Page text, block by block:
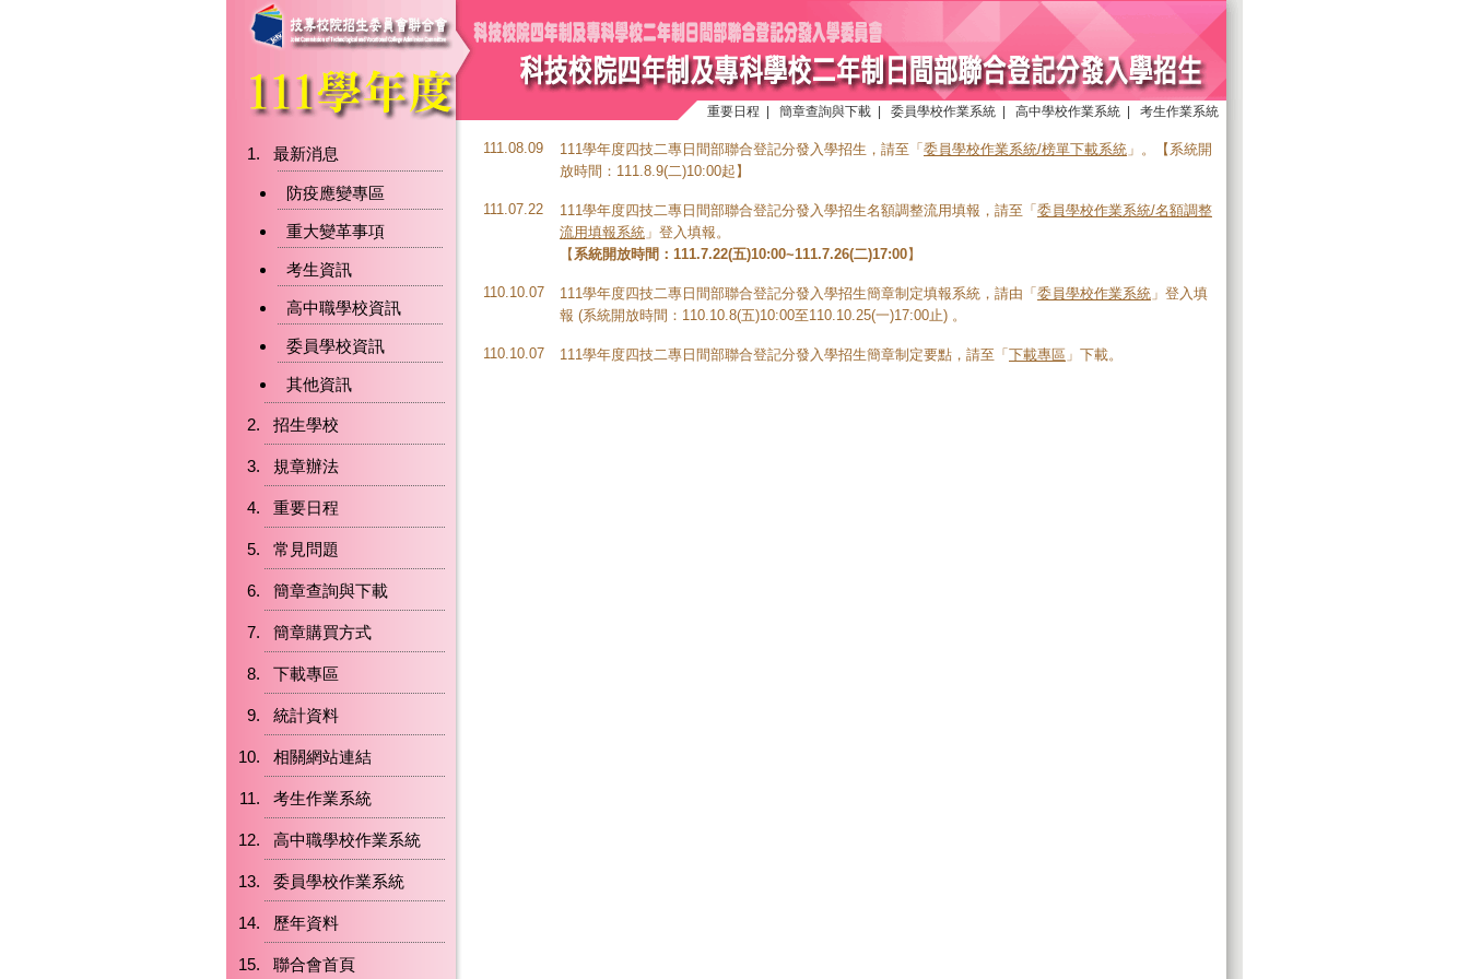
重要日程 簡章查詢與下載 委員學校作業系統 高中學校作業系統 考生作業系統
最新消息
防疫應變專區
重大變革事項
考生資訊
高中職學校資訊
委員學校資訊
其他資訊
招生學校
規章辦法
重要日程
常見問題
簡章查詢與下載
簡章購買方式
下載專區
統計資料
相關網站連結
考生作業系統
高中職學校作業系統
委員學校作業系統
歷年資料
聯合會首頁
111.08.09 111學年度四技二專日間部聯合登記分發入學招生，請至「 委員學校作業系統/榜單下載系統 」。【系統開
放時間：111.8.9(二)10:00起】
111.07.22 111學年度四技二專日間部聯合登記分發入學招生名額調整流用填報，請至「 委員學校作業系統/名額調整
流用填報系統 」登入填報。
【系統開放時間：111.7.22(五)10:00~111.7.26(二)17:00】
110.10.07 111學年度四技二專日間部聯合登記分發入學招生簡章制定填報系統，請由「 委員學校作業系統 」登入填
報 (系統開放時間：110.10.8(五)10:00至110.10.25(一)17:00止) 。
110.10.07 111學年度四技二專日間部聯合登記分發入學招生簡章制定要點，請至「 下載專區 」下載。